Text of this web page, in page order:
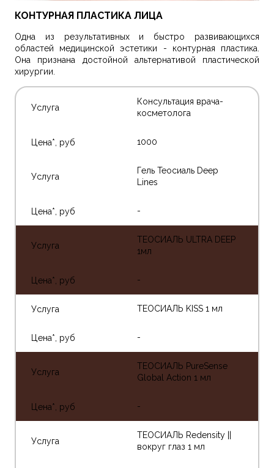
КОНТУРНАЯ ПЛАСТИКА ЛИЦА
Одна из результативных и быстро развивающихся
областей медицинской эстетики - контурная пластика.
Она признана достойной альтернативой пластической
хирургии.
Консультация врача-
косметолога
1000
Гель Теосиаль Deep
Lines
-
ТЕОСИАЛЬ ULTRA DEEP
1мл
-
ТЕОСИАЛЬ KISS 1 мл
-
ТЕОСИАЛЬ PureSense
Global Action 1 мл
-
ТЕОСИАЛЬ Redensity ||
вокруг глаз 1 мл